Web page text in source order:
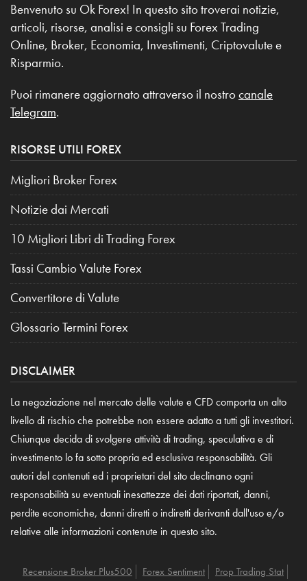
Benvenuto su Ok Forex! In questo sito troverai notizie,
articoli, risorse, analisi e consigli su Forex Trading
Online, Broker, Economia, Investimenti, Criptovalute e
Risparmio.
Puoi rimanere aggiornato attraverso il nostro canale
Telegram.
RISORSE UTILI FOREX
Migliori Broker Forex
Notizie dai Mercati
10 Migliori Libri di Trading Forex
Tassi Cambio Valute Forex
Convertitore di Valute
Glossario Termini Forex
DISCLAIMER
La negoziazione nel mercato delle valute e CFD comporta un alto
livello di rischio che potrebbe non essere adatto a tutti gli investitori.
Chiunque decida di svolgere attività di trading, speculativa e di
investimento lo fa sotto propria ed esclusiva responsabilità. Gli
autori del contenuti ed i proprietari del sito declinano ogni
responsabilità su eventuali inesattezze dei dati riportati, danni,
perdite economiche, danni diretti o indiretti derivanti dall'uso e/o
relative alle informazioni contenute in questo sito.
Recensione Broker Plus500 Forex Sentiment Prop Trading Stat